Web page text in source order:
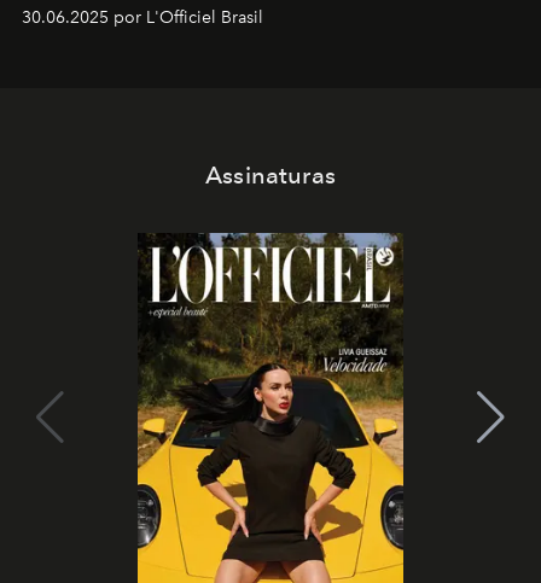
30.06.2025 por L'Officiel Brasil
Assinaturas